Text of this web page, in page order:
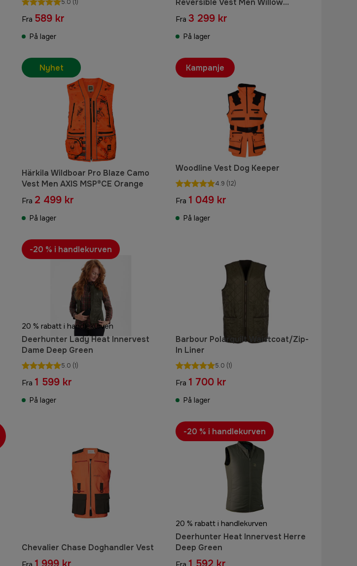
5.0 (1)
Fra 589 kr
På lager
Reversible Vest Men Willow
Green/AXIS MSP®Forest
Fra 3 299 kr
På lager
Härkila Wildboar Pro Blaze Camo
Vest Men AXIS MSP®CE Orange
Fra 2 499 kr
På lager
Nyhet
Woodline Vest Dog Keeper
4.9 (12)
Fra 1 049 kr
På lager
Kampanje
20 % rabatt i handlekurven
Deerhunter Lady Heat Innervest
Dame Deep Green
5.0 (1)
Fra 1 599 kr
På lager
-20 % i handlekurven
Barbour Polarquilt Waistcoat/Zip-
In Liner
5.0 (1)
Fra 1 700 kr
På lager
Chevalier Chase Doghandler Vest
20 % rabatt i handlekurven
Deerhunter Heat Innervest Herre
Deep Green
-20 % i handlekurven